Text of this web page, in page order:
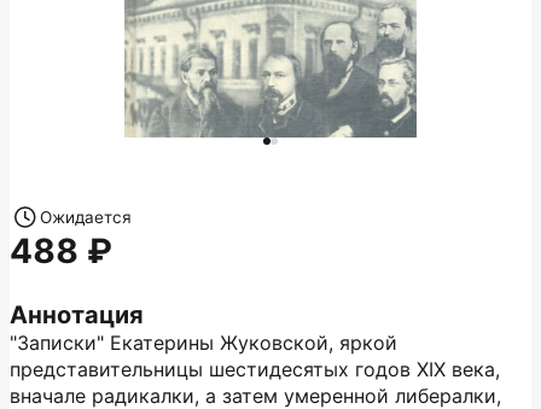
Аннотация
"Записки" Екатерины Жуковской, яркой
представительницы шестидесятых годов XIX века,
вначале радикалки, а затем умеренной либералки,
Ожидается
488